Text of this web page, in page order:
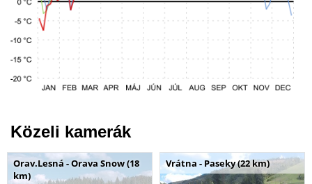
Közeli kamerák
Orav.Lesná - Orava Snow (18
km)
Vrátna - Paseky (22 km)